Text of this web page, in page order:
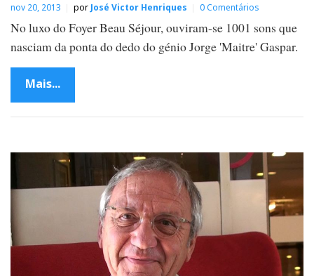
nov 20, 2013 por José Victor Henriques 0 Comentários
No luxo do Foyer Beau Séjour, ouviram-se 1001 sons que
nasciam da ponta do dedo do génio Jorge 'Maitre' Gaspar.
Mais...